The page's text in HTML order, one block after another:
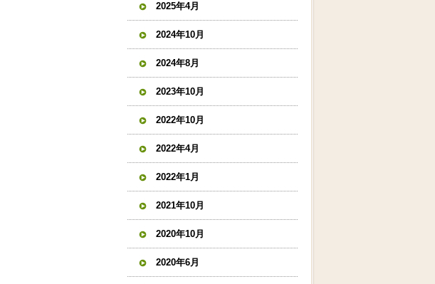
2025年4月
2024年10月
2024年8月
2023年10月
2022年10月
2022年4月
2022年1月
2021年10月
2020年10月
2020年6月